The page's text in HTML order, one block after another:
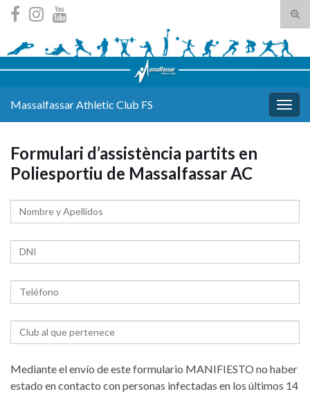
Search for:
Massalfassar Athletic Club FS
Formulari d’assistència partits en
Poliesportiu de Massalfassar AC
Mediante el envío de este formulario MANIFIESTO no haber
estado en contacto con personas infectadas en los últimos 14